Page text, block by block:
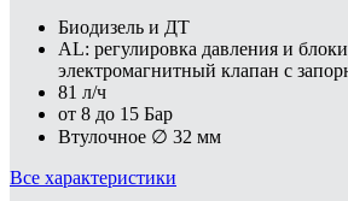
Биодизель и ДТ
AL: регулировка давления и
электромагнитный клапан с
81 л/ч
от 8 до 15 Бар
Втулочное ∅ 32 мм
Все характеристики